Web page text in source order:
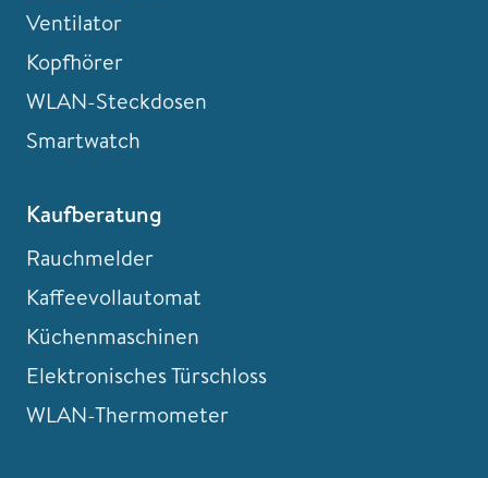
Ventilator
Kopfhörer
WLAN-Steckdosen
Smartwatch
Kaufberatung
Rauchmelder
Kaffeevollautomat
Küchenmaschinen
Elektronisches Türschloss
WLAN-Thermometer